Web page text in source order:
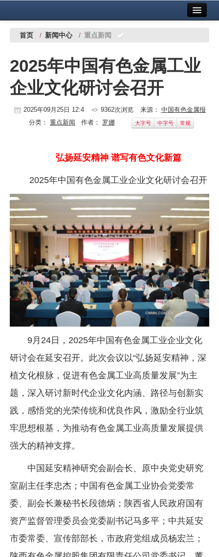
中国有色金属报社主办 广告服务
铜镍铅锌
铝
稀有稀土
党建工作
企业文化
《资源再生》杂志
行情报价
数字报
首页 / 新闻中心 / 重点新闻
2025年中国有色金属工业
企业文化研讨会召开
2025年09月25日 12:4 9362次浏览 来源： 中国有色金属报
分类： 重点新闻 作者： 罗娜 大字号 中字号 常规
弘扬延安精神 谱写有色文化新篇
2025年中国有色金属工业企业文化研讨会召开
9月24日，2025年中国有色金属工业企业文化
研讨会在延安召开。此次会议以“弘扬延安精神，深
植文化根脉，促进有色金属工业高质量发展”为主
题，深入研讨新时代企业文化内涵、路径与创新实
践，感悟党的光荣传统和优良作风，激励全行业筑
牢思想根基，为推动有色金属工业高质量发展提供
强大的精神支撑。
中国延安精神研究会副会长、原中央党史研究
室副主任李忠杰；中国有色金属工业协会党委常
委、副会长兼秘书长段德炳；陕西省人民政府国有
资产监督管理委员会党委副书记马多平；中共延安
市委常委、宣传部部长，市政府党组成员杨宏兰；